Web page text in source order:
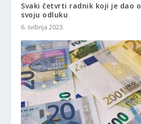
Svaki četvrti radnik koji je dao
svoju odluku
6. svibnja 2023.